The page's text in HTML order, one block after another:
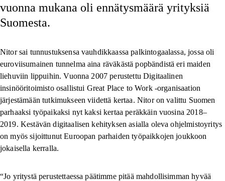
vuonna mukana oli ennätysmäärä yrityksiä
Suomesta.
Nitor sai tunnustuksensa vauhdikkaassa palkintogaalassa, jossa oli
euroviisumainen tunnelma aina räväkästä popbändistä eri maiden
liehuviin lippuihin. Vuonna 2007 perustettu Digitaalinen
insinööritoimisto osallistui Great Place to Work -organisaation
järjestämään tutkimukseen viidettä kertaa. Nitor on valittu Suomen
parhaaksi työpaikaksi nyt kaksi kertaa peräkkäin vuosina 2018–
2019. Kestävän digitaalisen kehityksen asialla oleva ohjelmistoyritys
on myös sijoittunut Euroopan parhaiden työpaikkojen joukkoon
jokaisella kerralla.
“Jo yritystä perustettaessa päätimme pitää mahdollisimman hyvää